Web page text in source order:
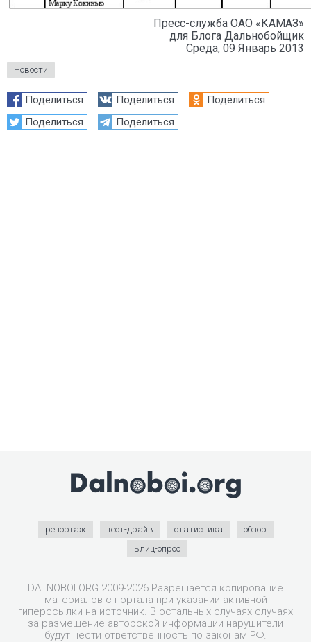
Пресс-служба ОАО «КАМАЗ»
для Блога Дальнобойщик
Среда, 09 Январь 2013
Новости
Поделиться Поделиться
Поделиться
Поделиться
Поделиться
репортаж тест-драйв статистика
обзор
Блиц-опрос
DALNOBOI.ORG 2009-2026 Разрешается копирование
материалов с портала при указании активной
гиперссылки на источник. В остальных случаях случаях
за размещение авторской информации нарушители
будут нести ответственность по законам РФ.